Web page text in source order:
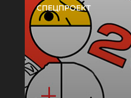
СПЕЦПРОЕКТ